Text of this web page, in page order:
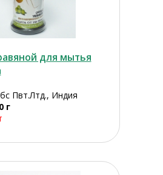
для мытья
Пвт.Лтд., Индия
г